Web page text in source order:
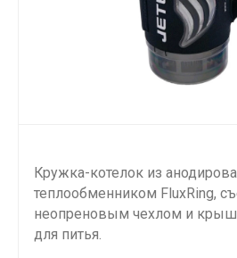
Кружка-котелок из
теплообменником FluxRing,
неопреновым чехлом и
для питья.